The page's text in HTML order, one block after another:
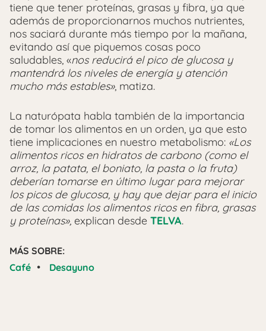
tiene que tener proteínas, grasas y fibra, ya que
además de proporcionarnos muchos nutrientes,
nos saciará durante más tiempo por la mañana,
evitando así que piquemos cosas poco
saludables, «nos reducirá el pico de glucosa y
mantendrá los niveles de energía y atención
mucho más estables», matiza.
La naturópata habla también de la importancia
de tomar los alimentos en un orden, ya que esto
tiene implicaciones en nuestro metabolismo: «Los
alimentos ricos en hidratos de carbono (como el
arroz, la patata, el boniato, la pasta o la fruta)
deberían tomarse en último lugar para mejorar
los picos de glucosa, y hay que dejar para el inicio
de las comidas los alimentos ricos en fibra, grasas
y proteínas», explican desde TELVA.
MÁS SOBRE:
Café • Desayuno